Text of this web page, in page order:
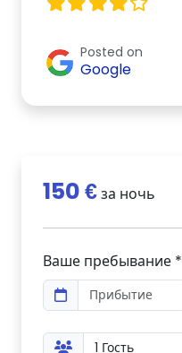
Posted on
Google
150 €за ночь
Ваше пребывание *